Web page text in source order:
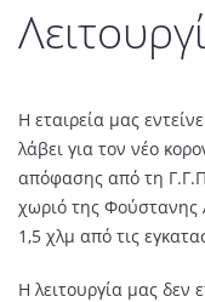
Η εταιρεία μας
λάβει για τον νέο
απόφασης από τη
χωριό της Φούστανης
1,5 χλμ από τις
Η λειτουργία μας δεν